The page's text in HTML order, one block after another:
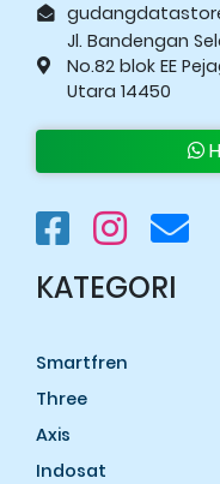
Jl. Bandengan
No.82 blok EE
Utara 14450
KATEGORI
Smartfren
Three
Axis
Indosat